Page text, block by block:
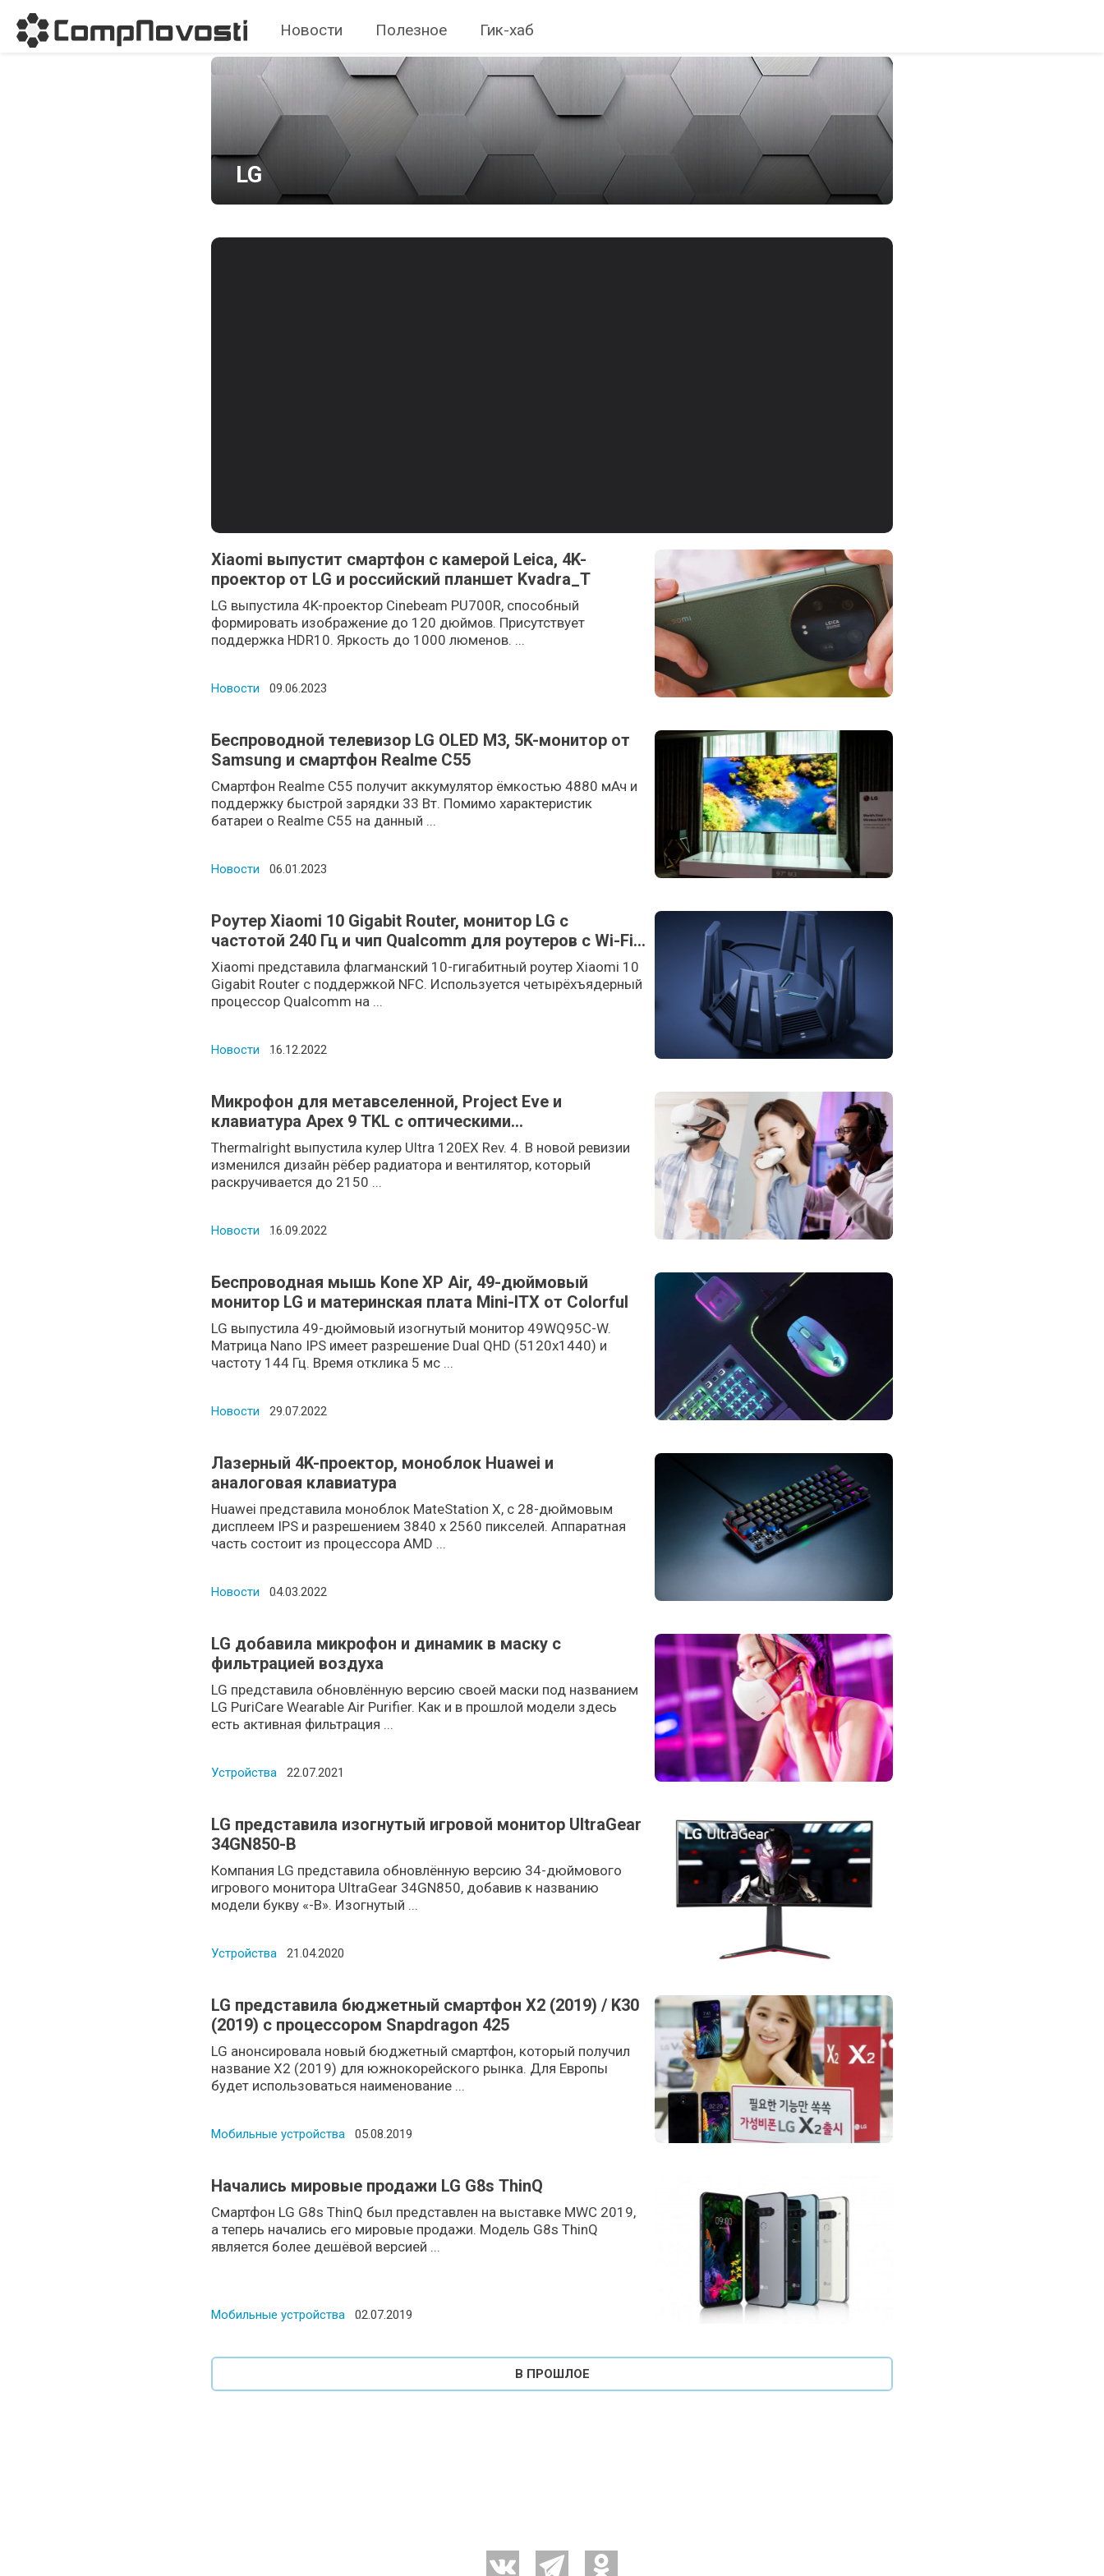
Новости Полезное Гик-хаб
LG
Xiaomi выпустит смартфон с камерой Leica, 4K-
проектор от LG и российский планшет Kvadra_T
LG выпустила 4K-проектор Cinebeam PU700R, способный
формировать изображение до 120 дюймов. Присутствует
поддержка HDR10. Яркость до 1000 люменов. ...
Новости Posted on
09.06.2023
Беспроводной телевизор LG OLED M3, 5K-монитор от
Samsung и смартфон Realme C55
Смартфон Realme C55 получит аккумулятор ёмкостью 4880 мАч и
поддержку быстрой зарядки 33 Вт. Помимо характеристик
батареи о Realme C55 на данный ...
Новости Posted on
06.01.2023
Роутер Xiaomi 10 Gigabit Router, монитор LG с
частотой 240 Гц и чип Qualcomm для роутеров с Wi-Fi
7
Xiaomi представила флагманский 10-гигабитный роутер Xiaomi 10
Gigabit Router с поддержкой NFC. Используется четырёхъядерный
процессор Qualcomm на ...
Новости Posted on
16.12.2022
Микрофон для метавселенной, Project Eve и
клавиатура Apex 9 TKL с оптическими
переключателями
Thermalright выпустила кулер Ultra 120EX Rev. 4. В новой ревизии
изменился дизайн рёбер радиатора и вентилятор, который
раскручивается до 2150 ...
Новости Posted on
16.09.2022
Беспроводная мышь Kone XP Air, 49-дюймовый
монитор LG и материнская плата Mini-ITX от Colorful
LG выпустила 49-дюймовый изогнутый монитор 49WQ95C-W.
Матрица Nano IPS имеет разрешение Dual QHD (5120x1440) и
частоту 144 Гц. Время отклика 5 мс ...
Новости Posted on
29.07.2022
Лазерный 4K-проектор, моноблок Huawei и
аналоговая клавиатура
Huawei представила моноблок MateStation X, с 28-дюймовым
дисплеем IPS и разрешением 3840 x 2560 пикселей. Аппаратная
часть состоит из процессора AMD ...
Новости Posted on
04.03.2022
LG добавила микрофон и динамик в маску с
фильтрацией воздуха
LG представила обновлённую версию своей маски под названием
LG PuriCare Wearable Air Purifier. Как и в прошлой модели здесь
есть активная фильтрация ...
Устройства Posted on
22.07.2021
LG представила изогнутый игровой монитор UltraGear
34GN850-B
Компания LG представила обновлённую версию 34-дюймового
игрового монитора UltraGear 34GN850, добавив к названию
модели букву «-B». Изогнутый ...
Устройства Posted on
21.04.2020
LG представила бюджетный смартфон X2 (2019) / K30
(2019) с процессором Snapdragon 425
LG анонсировала новый бюджетный смартфон, который получил
название X2 (2019) для южнокорейского рынка. Для Европы
будет использоваться наименование ...
Мобильные устройства Posted on
05.08.2019
Начались мировые продажи LG G8s ThinQ
Смартфон LG G8s ThinQ был представлен на выставке MWC 2019,
а теперь начались его мировые продажи. Модель G8s ThinQ
является более дешёвой версией ...
Мобильные устройства Posted on
02.07.2019
В ПРОШЛОЕ